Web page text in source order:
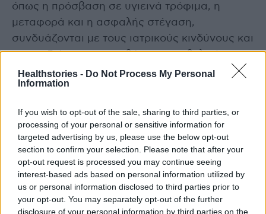
Healthstories - Do Not Process My Personal
Information
If you wish to opt-out of the sale, sharing to third parties, or
processing of your personal or sensitive information for
targeted advertising by us, please use the below opt-out
section to confirm your selection. Please note that after your
opt-out request is processed you may continue seeing
interest-based ads based on personal information utilized by
us or personal information disclosed to third parties prior to
your opt-out. You may separately opt-out of the further
disclosure of your personal information by third parties on the
όπως η πρόσβαση σε υγιεινά τρόφιμα, η
μεταφορά και η ασφαλής στέγαση,
συνδυάζονται με τους ιατρικούς κινδύνους και
να σχεδιάσουν παρεμβάσεις που βελτιώνουν
την υγεία της καρδιάς σε κάθε περιβάλλον.
photo shutterstock
Διαβάστε επίσης
Η Βουλή χρηματοδοτεί την κατασκευή 300
λευκών μπαστουνιών από τα εργαστήρια του